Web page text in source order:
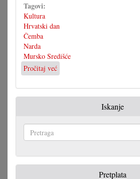
Tagovi:
Kultura
Hrvatski dan
Čemba
Narda
Mursko Središće
Pročitaj već
Hrvatski
dan
u
Iskanje
Pretplata